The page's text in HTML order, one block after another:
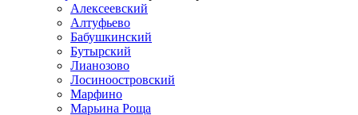
Алексеевский
Алтуфьево
Бабушкинский
Бутырский
Лианозово
Лосиноостровский
Марфино
Марьина Роща